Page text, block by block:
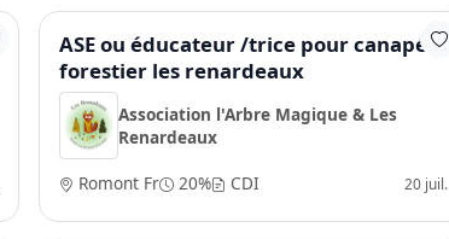
ASE ou éducateur /trice pour canapé
forestier les renardeaux
Association l'Arbre Magique & Les
Renardeaux
Romont Fr
20% CDI 20 juil.